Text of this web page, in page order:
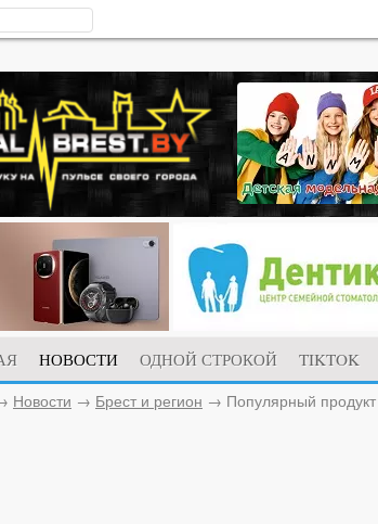
НОВОСТИ ОДНОЙ СТРОКОЙ TIKTOK
Новости → Брест и регион → Популярный